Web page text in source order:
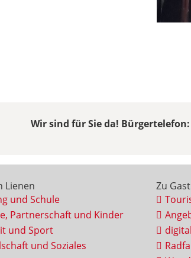
Wir sind für Sie da! Bürgertelefon:
Lienen
und Schule
Partnerschaft und Kinder
und Sport
und Soziales
Zu